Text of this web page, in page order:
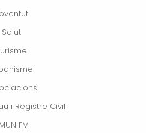
Salut
i Registre Civil
FM